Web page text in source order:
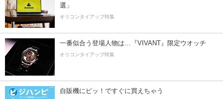
選」
オリコンタイアップ特集
一番似合う登場人物は…『VIVANT』限定ウオッチ
オリコンタイアップ特集
自販機にピッ！ですぐに買えちゃう